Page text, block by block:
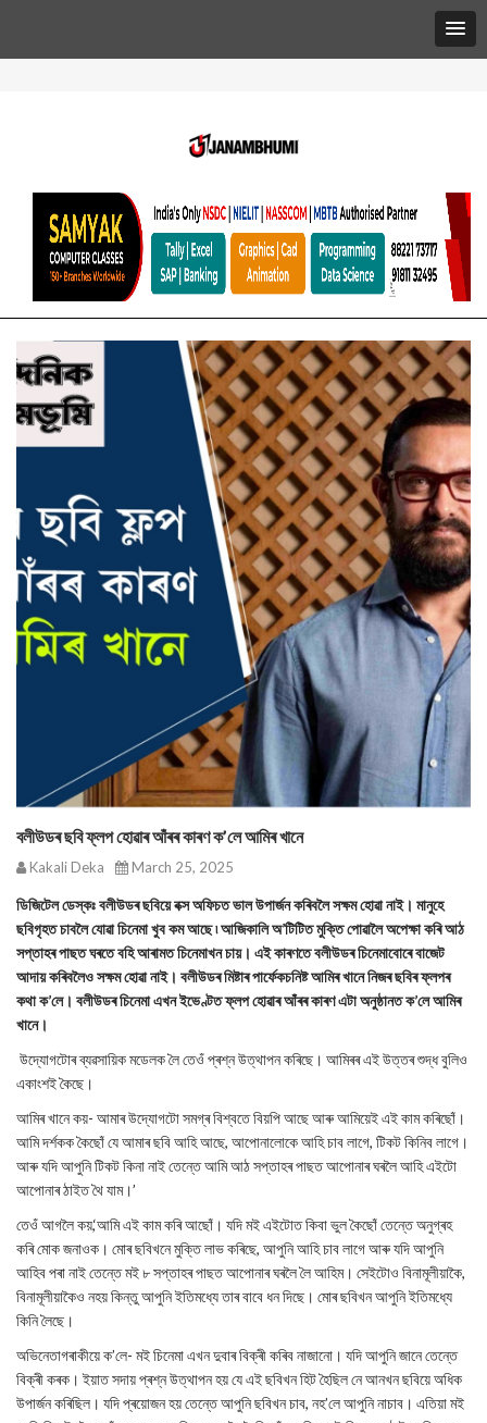
বলীউডৰ ছবি ফ্লপ হোৱাৰ আঁৰৰ কাৰণ ক’লে আমিৰ খানে
Kakali Deka March 25, 2025
ডিজিটেল ডেস্কঃ বলীউডৰ ছবিয়ে বক্স অফিচত ভাল উপাৰ্জন কৰিবলৈ সক্ষম হোৱা নাই। মানুহে
ছবিগৃহত চাবলৈ যোৱা চিনেমা খুব কম আছে ৷ আজিকালি অ’টিটিত মুক্তি পোৱালৈ অপেক্ষা কৰি আঠ
সপ্তাহৰ পাছত ঘৰতে বহি আৰামত চিনেমাখন চায়। এই কাৰণতে বলীউডৰ চিনেমাবোৰে বাজেট
আদায় কৰিবলৈও সক্ষম হোৱা নাই। বলীউডৰ মিষ্টাৰ পাৰ্ফেকচনিষ্ট আমিৰ খানে নিজৰ ছবিৰ ফ্লপৰ
কথা ক’লে। বলীউডৰ চিনেমা এখন ইভেণ্টত ফ্লপ হোৱাৰ আঁৰৰ কাৰণ এটা অনুষ্ঠানত ক’লে আমিৰ
খানে।
উদ্যোগটোৰ ব্যৱসায়িক মডেলক লৈ তেওঁ প্ৰশ্ন উত্থাপন কৰিছে। আমিৰৰ এই উত্তৰ শুদ্ধ বুলিও
একাংশই কৈছে।
আমিৰ খানে কয়- আমাৰ উদ্যোগটো সমগ্ৰ বিশ্বতে বিয়পি আছে আৰু আমিয়েই এই কাম কৰিছোঁ।
আমি দৰ্শকক কৈছোঁ যে আমাৰ ছবি আহি আছে, আপোনালোকে আহি চাব লাগে, টিকট কিনিব লাগে।
আৰু যদি আপুনি টিকট কিনা নাই তেন্তে আমি আঠ সপ্তাহৰ পাছত আপোনাৰ ঘৰলৈ আহি এইটো
আপোনাৰ ঠাইত থৈ যাম।’
তেওঁ আগলৈ কয়,‘আমি এই কাম কৰি আছোঁ। যদি মই এইটোত কিবা ভুল কৈছোঁ তেন্তে অনুগ্ৰহ
কৰি মোক জনাওক। মোৰ ছবিখনে মুক্তি লাভ কৰিছে, আপুনি আহি চাব লাগে আৰু যদি আপুনি
আহিব পৰা নাই তেন্তে মই ৮ সপ্তাহৰ পাছত আপোনাৰ ঘৰলৈ লৈ আহিম। সেইটোও বিনামূলীয়াকৈ,
বিনামূলীয়াকৈও নহয় কিন্তু আপুনি ইতিমধ্যে তাৰ বাবে ধন দিছে। মোৰ ছবিখন আপুনি ইতিমধ্যে
কিনি লৈছে।
অভিনেতাগৰাকীয়ে ক’লে- মই চিনেমা এখন দুবাৰ বিক্ৰী কৰিব নাজানো। যদি আপুনি জানে তেন্তে
বিক্ৰী কৰক। ইয়াত সদায় প্ৰশ্ন উত্থাপন হয় যে এই ছবিখন হিট হৈছিল নে আনখন ছবিয়ে অধিক
উপাৰ্জন কৰিছিল। যদি প্ৰয়োজন হয় তেন্তে আপুনি ছবিখন চাব, নহ’লে আপুনি নাচাব। এতিয়া মই